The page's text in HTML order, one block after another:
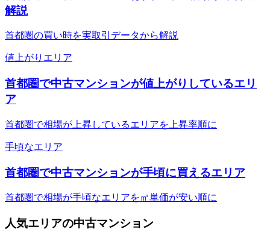
解説
首都圏の買い時を実取引データから解説
値上がりエリア
首都圏で中古マンションが値上がりしているエリ
ア
首都圏で相場が上昇しているエリアを上昇率順に
手頃なエリア
首都圏で中古マンションが手頃に買えるエリア
首都圏で相場が手頃なエリアを㎡単価が安い順に
人気エリアの中古マンション